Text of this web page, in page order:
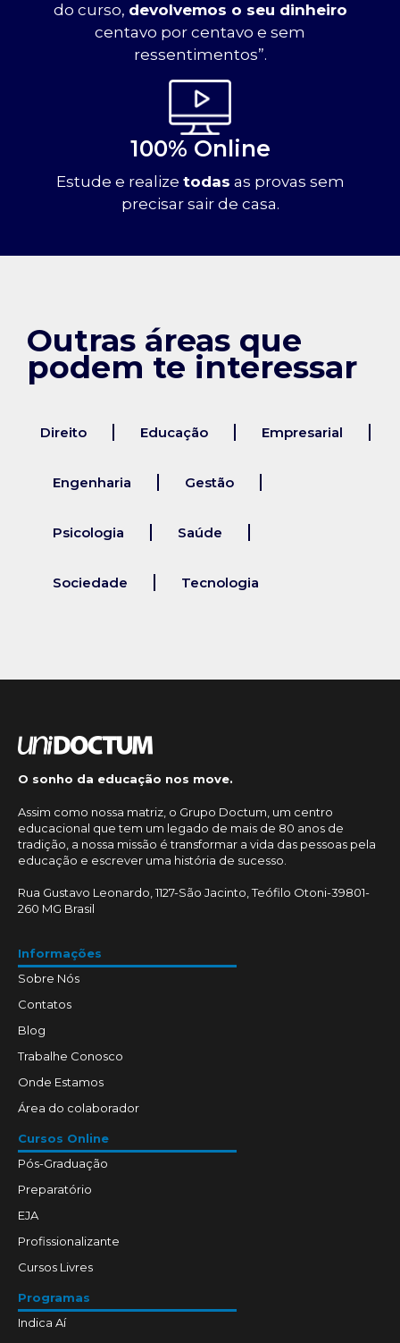
do curso, devolvemos o seu dinheiro
centavo por centavo e sem
ressentimentos”.
100% Online
Estude e realize todas as provas sem
precisar sair de casa.
Outras áreas que
podem te interessar
Direito Educação Empresarial
Engenharia Gestão
Psicologia Saúde
Sociedade Tecnologia
O sonho da educação nos move.
Assim como nossa matriz, o Grupo Doctum, um centro
educacional que tem um legado de mais de 80 anos de
tradição, a nossa missão é transformar a vida das pessoas pela
educação e escrever uma história de sucesso.
Rua Gustavo Leonardo, 1127-São Jacinto, Teófilo Otoni-39801-
260 MG Brasil
Informações
Sobre Nós
Contatos
Blog
Trabalhe Conosco
Onde Estamos
Área do colaborador
Cursos Online
Pós-Graduação
Preparatório
EJA
Profissionalizante
Cursos Livres
Programas
Indica Aí